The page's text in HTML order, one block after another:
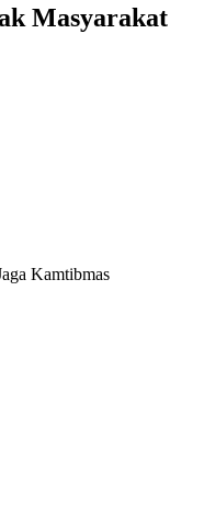
Masyarakat
Kamtibmas